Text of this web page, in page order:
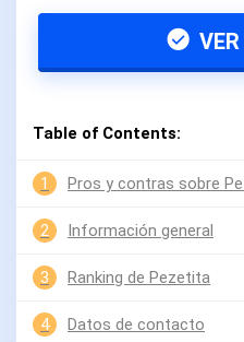
Table of Contents:
1 Pros y contras sobre
2 Información general
3 Ranking de Pezetita
4 Datos de contacto